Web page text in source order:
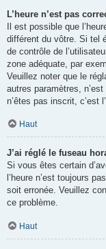
L’heure n’est pas
Il est possible que
différent du vôtre. Si tel
de contrôle de
zone adéquate, par
Veuillez noter que le
autres paramètres,
n’êtes pas inscrit, c’est
Haut
J’ai réglé le fuseau
Si vous êtes certain
l’heure n’est toujours
soit erronée. Veuillez
ce problème.
Haut